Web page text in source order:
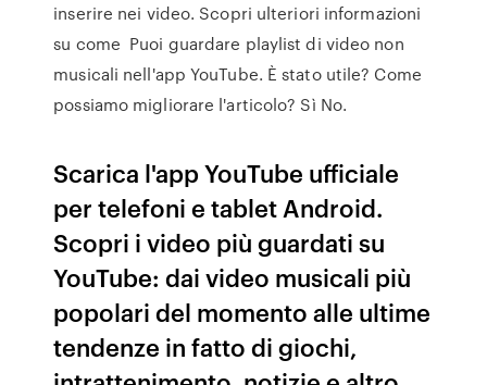
inserire nei video. Scopri ulteriori informazioni
su come Puoi guardare playlist di video non
musicali nell'app YouTube. È stato utile? Come
possiamo migliorare l'articolo? Sì No.
Scarica l'app YouTube ufficiale
per telefoni e tablet Android.
Scopri i video più guardati su
YouTube: dai video musicali più
popolari del momento alle ultime
tendenze in fatto di giochi,